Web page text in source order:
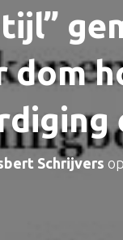
Schrijvers op